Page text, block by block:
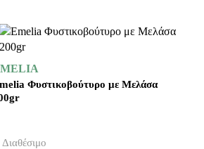
Φυστικοβούτυρο με Μελάσα
Διαθέσιμο